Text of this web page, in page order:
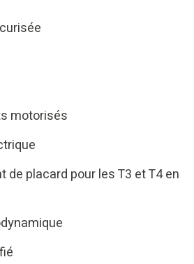
motorisés
de placard pour les T3 et T4 en